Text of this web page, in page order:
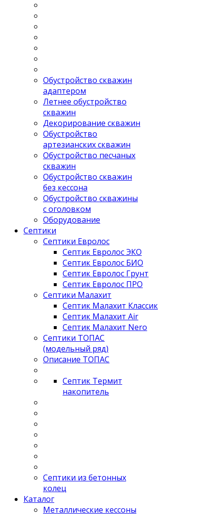
Обустройство скважин
адаптером
Летнее обустройство
скважин
Декорирование скважин
Обустройство
артезианских скважин
Обустройство песчаных
скважин
Обустройство скважин
без кессона
Обустройство скважины
с оголовком
Оборудование
Септики
Септики Евролос
Септик Евролос ЭКО
Септик Евролос БИО
Септик Евролос Грунт
Септик Евролос ПРО
Септики Малахит
Септик Малахит Классик
Септик Малахит Air
Септик Малахит Nero
Септики ТОПАС
(модельный ряд)
Описание ТОПАС
Септик Термит
накопитель
Септики из бетонных
колец
Каталог
Металлические кессоны